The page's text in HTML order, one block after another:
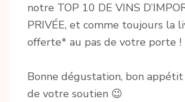
notre TOP 10 DE VINS
PRIVÉE, et comme toujours la
offerte* au pas de votre porte !
Bonne dégustation, bon
de votre soutien 😉